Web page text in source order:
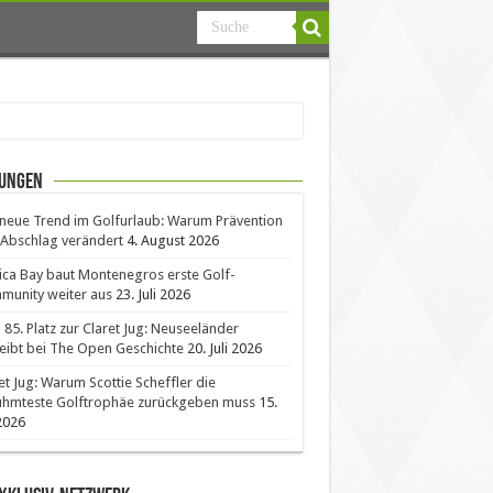
Trend im Golfurlaub: Warum Prävention
verändert 4. August 2026
Bay baut Montenegros erste Golf-
weiter aus 23. Juli 2026
85. Platz zur Claret Jug: Neuseeländer
bei The Open Geschichte 20. Juli 2026
Jug: Warum Scottie Scheffler die
Golftrophäe zurückgeben muss 15.